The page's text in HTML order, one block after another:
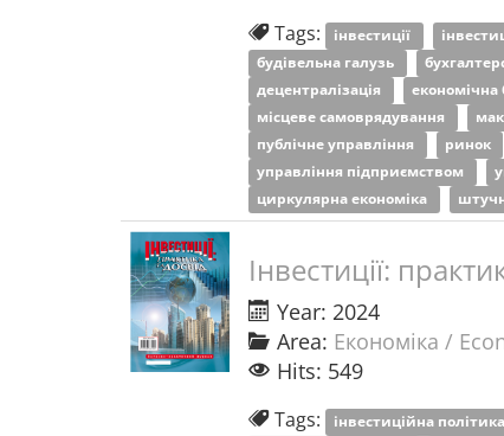
Tags: інвестиції
будівельна галузь
децентралізація
економічна
місцеве самоврядування
публічне управління
ринок
управління підприємством
циркулярна економіка
Інвестиції:
Year: 2024
Area: Економіка /
Hits: 549
Tags: інвестиційна політика